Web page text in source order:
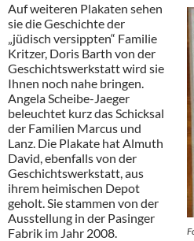
Auf weiteren Plakaten sehen
sie die Geschichte der
„jüdisch versippten“ Familie
Kritzer, Doris Barth von der
Geschichtswerkstatt wird sie
Ihnen noch nahe bringen.
Angela Scheibe-Jaeger
beleuchtet kurz das Schicksal
der Familien Marcus und
Lanz. Die Plakate hat Almuth
David, ebenfalls von der
Geschichtswerkstatt, aus
ihrem heimischen Depot
geholt. Sie stammen von der
Ausstellung in der Pasinger
Fabrik im Jahr 2008.